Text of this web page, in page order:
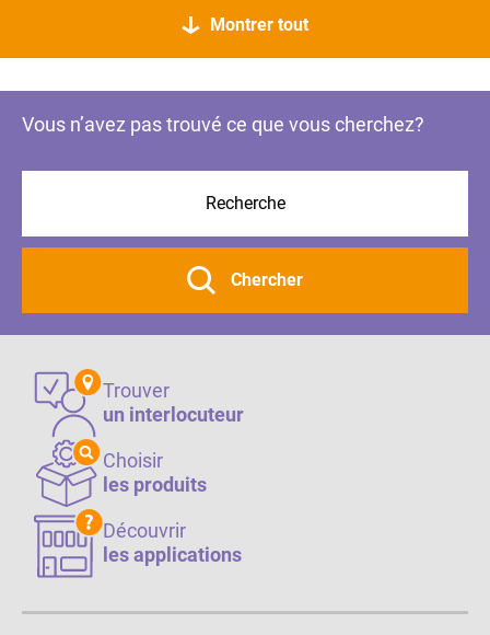
Montrer tout
Vous n’avez pas trouvé ce que vous cherchez?
Chercher
Trouver
un interlocuteur
Choisir
les produits
Découvrir
les applications